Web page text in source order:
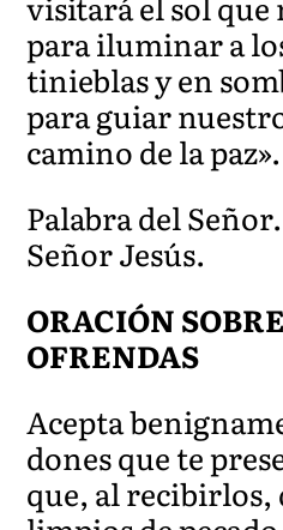
para iluminar a
tinieblas y en
para guiar
camino de la paz».
Palabra del
Señor Jesús.
ORACIÓN
OFRENDAS
Acepta
dones que te
que, al recibirlos,